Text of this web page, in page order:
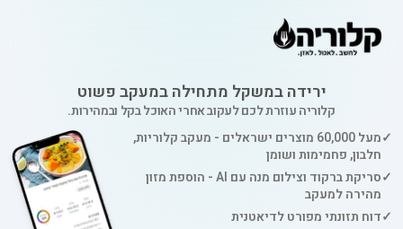
ירידה במשקל מתחילה במעקב פשוט
קלוריה עוזרת לכם לעקוב אחרי האוכל בקל ובמהירות.
✓
מעל 60,000 מוצרים ישראלים - מעקב קלוריות,
חלבון, פחמימות ושומן
✓
סריקת ברקוד וצילום מנה עם AI - הוספת מזון
מהירה למעקב
✓דוח תזונתי מפורט לדיאטנית